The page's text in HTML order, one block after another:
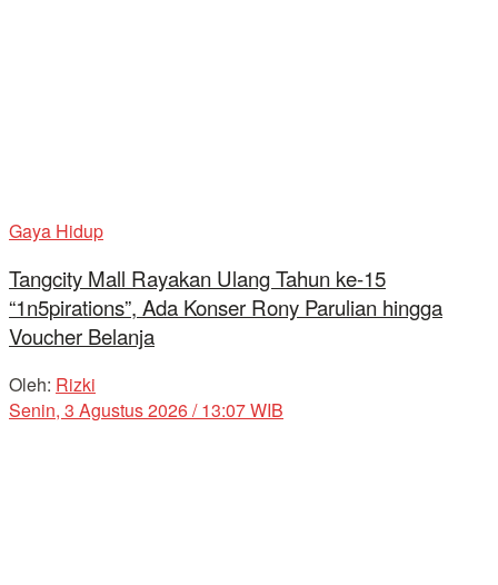
Gaya Hidup
Tangcity Mall Rayakan Ulang Tahun ke-15
“1n5pirations”, Ada Konser Rony Parulian hingga
Voucher Belanja
Oleh: Rizki
Senin, 3 Agustus 2026 / 13:07 WIB